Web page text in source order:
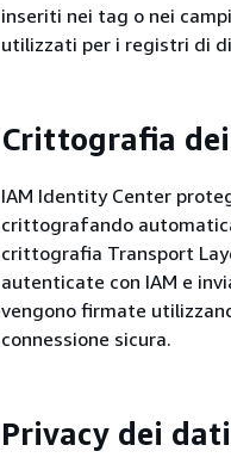
inseriti nei tag o nei
utilizzati per i registri di
Crittografia
IAM Identity Center
crittografando
crittografia Transport
autenticate con IAM e
vengono firmate
connessione sicura.
Privacy dei dati